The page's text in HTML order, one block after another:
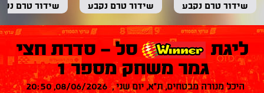
שידור טרם נקבע שידור טרם נקבע שידור טרם
ליגת
סל - סדרת חצי
גמר משחק מספר 1
היכל מנורה מבטחים, ת"א, יום שני , 08/06/2026, 20:50